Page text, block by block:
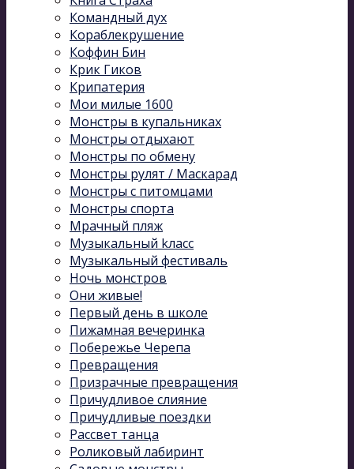
Командный дух
Кораблекрушение
Коффин Бин
Крик Гиков
Крипатерия
Мои милые 1600
Монстры в купальниках
Монстры отдыхают
Монстры по обмену
Монстры рулят / Маскарад
Монстры с питомцами
Монстры спорта
Мрачный пляж
Музыкальный kласс
Музыкальный фестиваль
Ночь монстров
Они живые!
Первый день в школе
Пижамная вечеринка
Побережье Черепа
Превращения
Призрачные превращения
Причудливое слияние
Причудливые поездки
Рассвет танца
Роликовый лабиринт